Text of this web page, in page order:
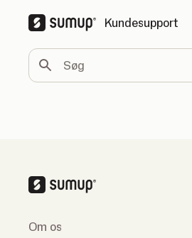
Kundesupport
Søg
Om os